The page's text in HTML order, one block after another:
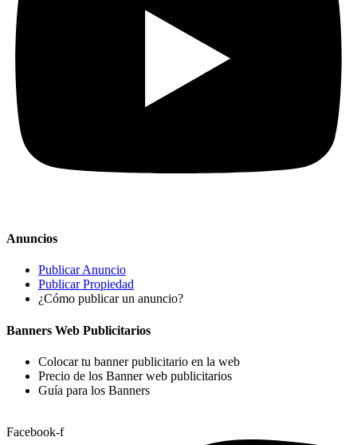
Anuncios
Publicar Anuncio
Publicar Propiedad
¿Cómo publicar un anuncio?
Banners Web Publicitarios
Colocar tu banner publicitario en la web
Precio de los Banner web publicitarios
Guía para los Banners
Facebook-f